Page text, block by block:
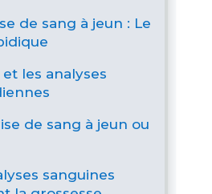
de sang à jeun : Le
et les analyses
de sang à jeun ou
sanguines